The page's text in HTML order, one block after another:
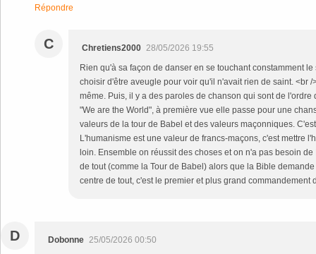
Répondre
C Chretiens2000 28/05/2026 19:55
Rien qu'à sa façon de danser en se touchant constamment
choisir d'être aveugle pour voir qu'il n'avait rien de saint. <br
même. Puis, il y a des paroles de chanson qui sont de l'ordre
"We are the World", à première vue elle passe pour une
valeurs de la tour de Babel et des valeurs maçonniques.
L'humanisme est une valeur de francs-maçons, c'est mettre
loin. Ensemble on réussit des choses et on n'a pas besoin
de tout (comme la Tour de Babel) alors que la Bible
centre de tout, c'est le premier et plus grand commandement
D Dobonne 25/05/2026 00:50